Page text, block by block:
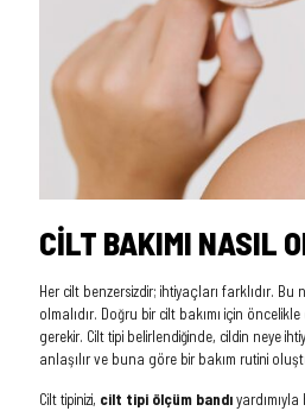
CİLT BAKIMI NASIL
Her cilt benzersizdir; ihtiyaçları farklıdır. Bu
olmalıdır. Doğru bir cilt bakımı için
gerekir. Cilt tipi belirlendiğinde, cildin neye
anlaşılır ve buna göre bir bakım rutini
Cilt tipinizi, cilt tipi ölçüm bandı